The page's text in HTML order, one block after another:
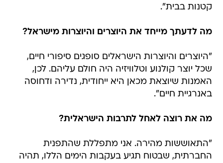
קטנות בבית".
מה לדעתך מייחד את היוצרים והיוצרות מישראל?
"היוצרים והיוצרות הישראלים סופגים סיפורי חיים,
שכל יוצר קולנוע וטלוויזיה היה חולם עליהם. לכן,
האמנות שיוצאת מכאן היא ייחודית, נדירה ודחוסה
באנרגיית חיים".
מה את רוצה לאחל לתרבות הישראלית?
"התאוששות מהירה. אני מתפללת שהתפנית
החברתית, שבטוח תגיע בעקבות הימים הללו, תהיה